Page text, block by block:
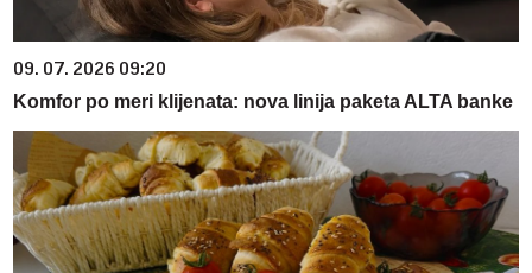
09. 07. 2026 09:20
Komfor po meri klijenata: nova linija paketa ALTA banke